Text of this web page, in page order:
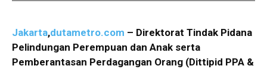
Jakarta,dutametro.com – Direktorat Tindak Pidana
Pelindungan Perempuan dan Anak serta
Pemberantasan Perdagangan Orang (Dittipid PPA &